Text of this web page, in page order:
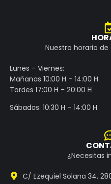
Nuestro horario
Lunes – Viernes:
Mañanas 10:00 H – 14:00 H
Tardes 17:00 H – 20:00 H
Sábados: 10:30 H – 14:00 H
¿Necesitas
C/ Ezequiel Solana 34,